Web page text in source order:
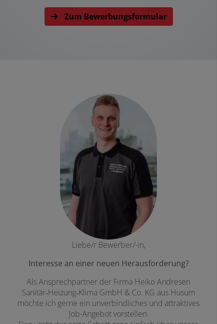
Zum Bewerbungsformular
Liebe/r Bewerber/-in,
Interesse an einer neuen Herausforderung?
Als Ansprechpartner der Firma Heiko Andresen
Sanitär‑Heizung‑Klima GmbH & Co. KG aus Husum
möchte ich gerne ein unverbindliches und attraktives
Job-Angebot vorstellen.